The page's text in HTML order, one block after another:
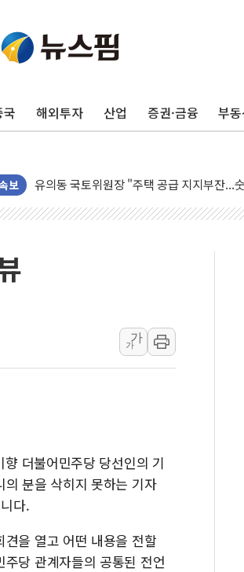
국 해외투자 산업 증권·금융 부
보
대상, 청정원 동물복지 청정유정란 3만
LG 엑사원, 구글·알리바바 제쳤다…산업
경제6단체, 세제개편안 환영…"국내 생산·
전세사기 등 '민생 전담재판부' 시범운영…
남성, 'NS AI LINK' 월마트 3600개 매장 판매
엑스플러스, '갤럭시 Z 플립8·폴드8' 전용
삼성증권, 연금저축계좌 ETF·리츠 온라인
신한자산운용, 팔란티어 급등에 'SOL 팔란
지방공기업 경영평가, 서울농수산식품공
예천 실종신고 80대 남성 논둑서 숨진 채 발견
"35초마다 중국과 통신"...美보안기업, 중
한병도 "막말 정치를 좌시하지 않겠다"
원내대책회의 참석하는 한병도
가
가
더불어민주당 당선인의 기
분을 삭히지 못하는 기자
다.
을 열고 어떤 내용을 전할
당 관계자들의 공통된 전언